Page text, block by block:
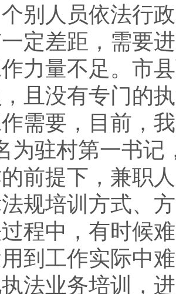
别人员依法行
定差距，需要
力量不足。市
且没有专门的
需要，目前，
为驻村第一书记
前提下，兼职
规培训方式、
程中，有时候
到工作实际中
法业务培训，